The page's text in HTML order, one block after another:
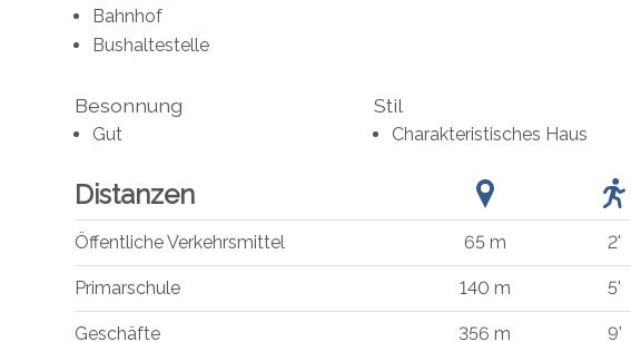
Bahnhof
Bushaltestelle
Besonnung
Gut
Stil
Charakteristisches Haus
Distanzen
Öffentliche Verkehrsmittel 65 m 2'
Primarschule 140 m 5'
Geschäfte 356 m 9'